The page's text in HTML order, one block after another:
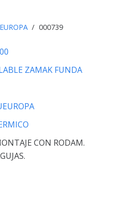
/ 000739
ZAMAK FUNDA
CON RODAM.